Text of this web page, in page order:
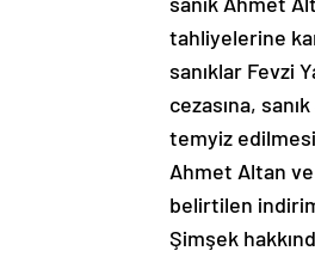
tahliyelerine
sanıklar Fevzi
cezasına,
temyiz edilmesi
Ahmet Altan ve
belirtilen
Şimşek